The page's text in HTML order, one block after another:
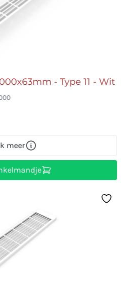
- Type 11 - Wit
meer